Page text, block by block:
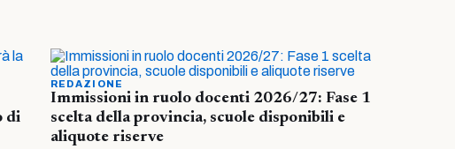
di
REDAZIONE
Immissioni in ruolo docenti 2026/27: Fase 1
scelta della provincia, scuole disponibili e
aliquote riserve